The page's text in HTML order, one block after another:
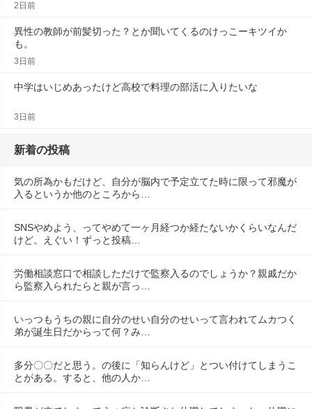
2日前
異性の教師が前髪切った？とか聞いてくるのけっこーキツイか
も。
3日前
中学はいじめあったけど高校で料理の部活に入りたいな
3日前
新着の投稿
気の所為かもだけど、自分が脳内で予定立てた時に限って邪魔が
入るというか他のところから…
SNSやめよう、ってやめて一ヶ月経つか経たないかくらいなんだ
けど。えぐい！ずっと投稿…
労働相談窓口で相談しただけで監察入るのでしょうか？親戚だか
ら監察入られたらと親が言っ…
いっつもうちの親に自分のせい自分のせいって言われてムカつく
弟が誕生日だからって何？み…
多分〇〇だと思う。の後に「知らんけど」とつい付けてしまうこ
とがある。すると、他の人か…